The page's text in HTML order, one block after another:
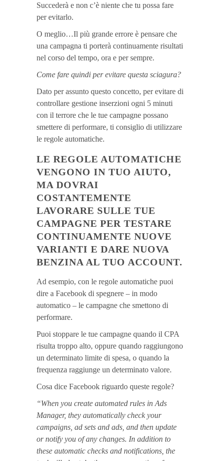
Succederà e non c’è niente che tu possa fare
per evitarlo.
O meglio…Il più grande errore è pensare che
una campagna ti porterà continuamente risultati
nel corso del tempo, ora e per sempre.
Come fare quindi per evitare questa sciagura?
Dato per assunto questo concetto, per evitare di
controllare gestione inserzioni ogni 5 minuti
con il terrore che le tue campagne possano
smettere di performare, ti consiglio di utilizzare
le regole automatiche.
LE REGOLE AUTOMATICHE
VENGONO IN TUO AIUTO,
MA DOVRAI
COSTANTEMENTE
LAVORARE SULLE TUE
CAMPAGNE PER TESTARE
CONTINUAMENTE NUOVE
VARIANTI E DARE NUOVA
BENZINA AL TUO ACCOUNT.
Ad esempio, con le regole automatiche puoi
dire a Facebook di spegnere – in modo
automatico – le campagne che smettono di
performare.
Puoi stoppare le tue campagne quando il CPA
risulta troppo alto, oppure quando raggiungono
un determinato limite di spesa, o quando la
frequenza raggiunge un determinato valore.
Cosa dice Facebook riguardo queste regole?
“When you create automated rules in Ads
Manager, they automatically check your
campaigns, ad sets and ads, and then update
or notify you of any changes. In addition to
these automatic checks and notifications, the